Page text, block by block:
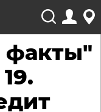
факты"